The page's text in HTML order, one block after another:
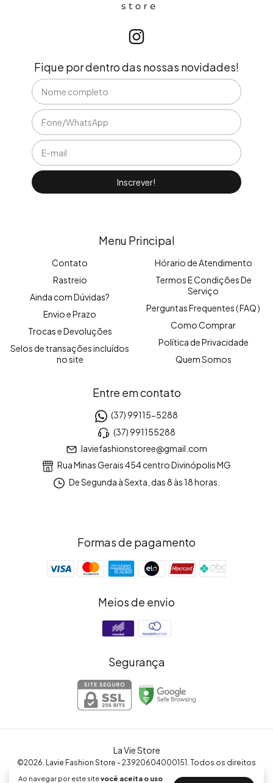
Ao navegar por este sitevocê aceita o uso
Fique por dentro das nossas novidades!
Menu Principal
Contato
Rastreio
Ainda com Dúvidas?
Envio e Prazo
Trocas e Devoluções
Selos de transações incluídos
no site
Hórario de Atendimento
Termos E Condições De
Serviço
Perguntas Frequentes ( FAQ )
Como Comprar
Política de Privacidade
Quem Somos
Entre em contato
(37) 99115-5288
(37) 991155288
laviefashionstoree@gmail.com
Rua Minas Gerais 454 centro Divinópolis MG
De Segunda à Sexta, das 8 às 18 horas.
Formas de pagamento
Meios de envio
Segurança
La Vie Store
©2026. Lavie Fashion Store - 23920604000151. Todos os direitos